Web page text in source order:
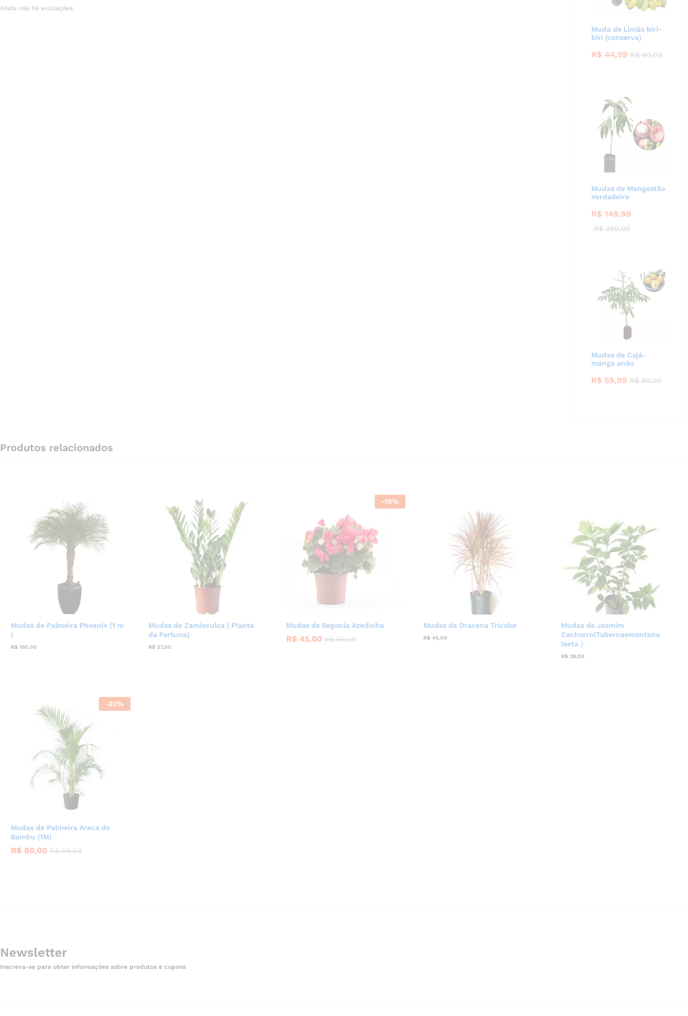
Ainda não há avaliações.
Muda de Limão biri-
biri (conserva)
R$ 44,99 R$60,00
Mudas de Mangostão
Verdadeiro
R$ 149,99
R$200,00
Mudas de Cajá-
manga anão
R$ 59,99 R$80,00
Produtos relacionados
Mudas de Palmeira Phoenix (1 m
)
R$ 190,00
Mudas de Zamioculca ( Planta
da Fortuna)
R$ 57,00
-10%
Mudas de Begonia Azedinha
R$45,00 R$50,00
Mudas de Dracena Tricolor
R$ 45,00
Mudas de Jasmim
Cachorro(Tabernaemontana
laeta )
R$ 28,00
-20%
Mudas de Palmeira Areca de
Bambu (1M)
R$ 80,00 R$99,90
Newsletter
Inscreva-se para obter informações sobre produtos e cupons